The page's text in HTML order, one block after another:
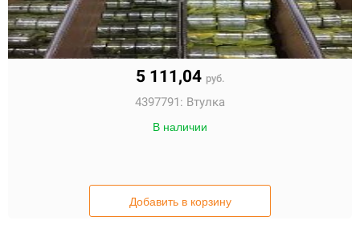
5 111,04 руб.
4397791: Втулка
В наличии
Добавить в корзину